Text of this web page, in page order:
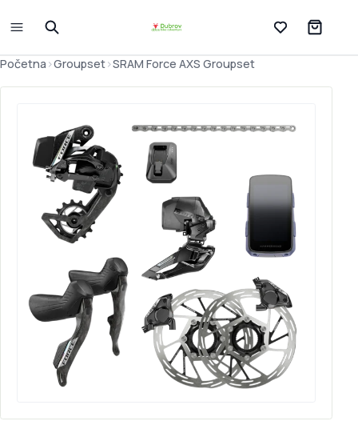
Lista želja
Početna >Groupset>SRAM Force AXS Groupset